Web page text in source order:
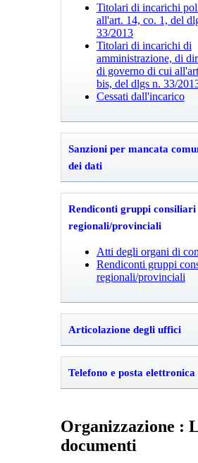
Titolari di incarichi
all'art. 14, co. 1, del
33/2013
Titolari di incarichi di
amministrazione, di
di governo di cui
bis, del dlgs n. 33/
Cessati dall'incarico
Sanzioni per mancata
dei dati
Rendiconti gruppi consiliari
regionali/provinciali
Atti degli organi di
Rendiconti gruppi
regionali/provinciali
Articolazione degli uffici
Telefono e posta elettronica
Organizzazione :
documenti